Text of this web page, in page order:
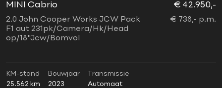
MINI Cabrio
2.0 John Cooper Works JCW Pack
F1 aut 231pk/Camera/Hk/Head
op/18"Jcw/Bomvol
€ 42.950,-
€ 738,- p.m.
KM-stand
25.562 km
Bouwjaar
2023
Transmissie
Automaat